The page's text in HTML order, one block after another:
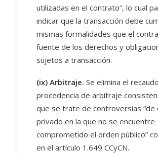
utilizadas en el contrato”, lo cual
indicar que la transacción debe
mismas formalidades que el
fuente de los derechos y
sujetos a transacción.
(ix) Arbitraje. Se elimina el
procedencia de arbitraje
que se trate de controversias “de
privado en la que no se encuentre
comprometido el orden público”
en el artículo 1.649 CCyCN.